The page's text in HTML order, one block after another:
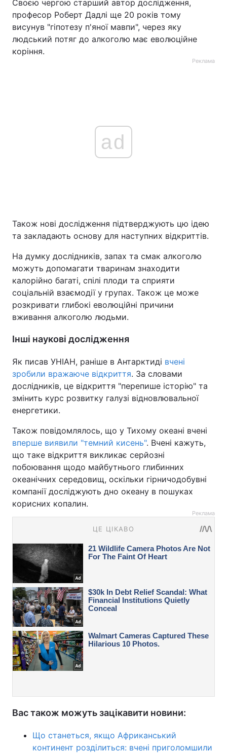
Своєю чергою старший автор дослідження,
професор Роберт Дадлі ще 20 років тому
висунув "гіпотезу п'яної мавпи", через яку
людський потяг до алкоголю має еволюційне
коріння.
Реклама
ad
Також нові дослідження підтверджують цю ідею
та закладають основу для наступних відкриттів.
На думку дослідників, запах та смак алкоголю
можуть допомагати тваринам знаходити
калорійно багаті, спілі плоди та сприяти
соціальній взаємодії у групах. Також це може
розкривати глибокі еволюційні причини
вживання алкоголю людьми.
Інші наукові дослідження
Як писав УНІАН, раніше в Антарктиді вчені
зробили вражаюче відкриття. За словами
дослідників, це відкриття "перепише історію" та
змінить курс розвитку галузі відновлювальної
енергетики.
Також повідомлялось, що у Тихому океані вчені
вперше виявили "темний кисень". Вчені кажуть,
що таке відкриття викликає серйозні
побоювання щодо майбутнього глибинних
океанічних середовищ, оскільки гірничодобувні
компанії досліджують дно океану в пошуках
корисних копалин.
Реклама
Вас також можуть зацікавити новини:
Що станеться, якщо Африканський
континент розділиться: вчені приголомшили